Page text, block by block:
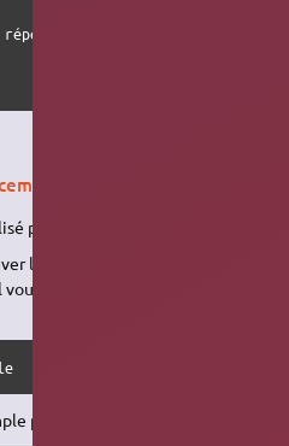
par
le profile ( dernière ligne ) et
faudra ici créer le répertoire
plus simple après celui-ci.